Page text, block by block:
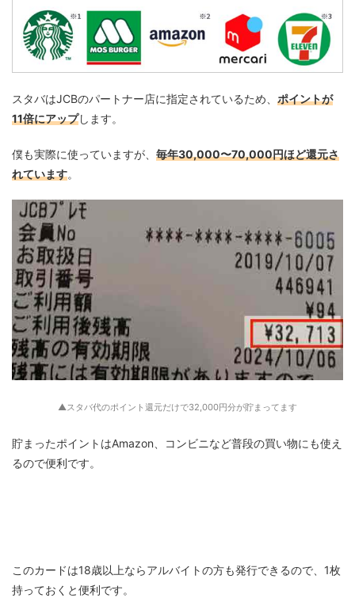
スタバはJCBのパートナー店に指定されているため、 ポイントが
11倍にアップします。
僕も実際に使っていますが、 毎年30,000〜70,000円ほど還元さ
れています。
▲スタバ代のポイント還元だけで32,000円分が貯まってます
貯まったポイントはAmazon、コンビニなど普段の買い物にも使え
るので便利です。
このカードは18歳以上ならアルバイトの方も発行できるので、1枚
持っておくと便利です。